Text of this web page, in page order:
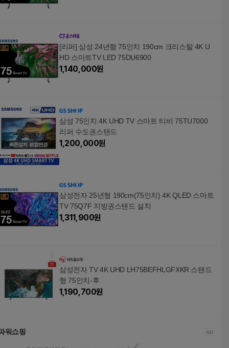
[리퍼] 삼성 24년형 75인치 190cm 크리스탈 4K U
HD 스마트TV LED 75DU6900
1,140,000원
삼성 75인치 4K UHD TV 스마트 티비 75TU7000
리퍼 수도권스탠드
1,200,000원
삼성전자 25년형 190cm(75인치) 4K QLED 스마트
TV 75Q7F 지방권스탠드 설치
1,311,900원
삼성전자 TV 4K UHD LH75BEFHLGFXKR 스탠드
형 75인치-후
1,190,700원
워쇼핑